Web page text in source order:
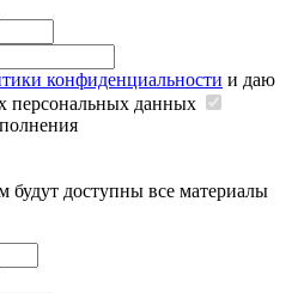
конфиденциальности и даю
персональных данных
доступны все материалы